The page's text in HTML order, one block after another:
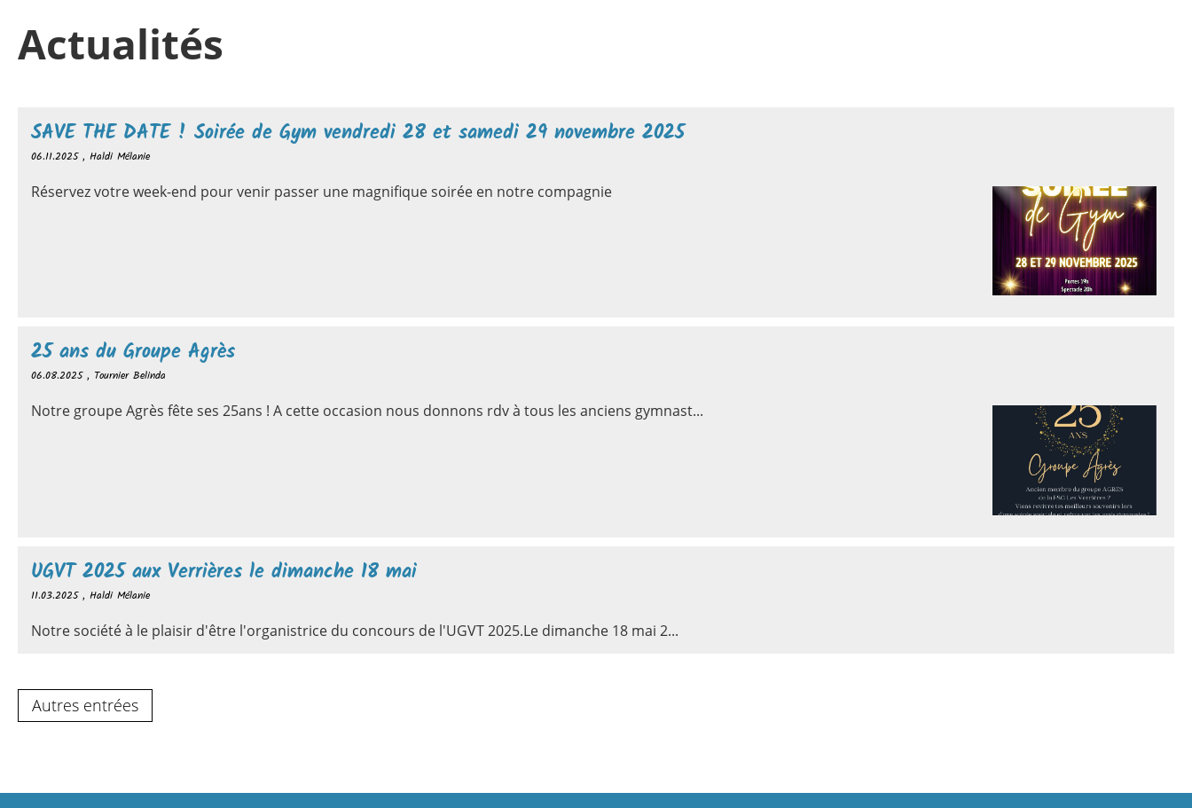
Actualités
SAVE THE DATE ! Soirée de Gym vendredi 28 et samedi 29 novembre 2025
06.11.2025, Haldi Mélanie
Réservez votre week-end pour venir passer une magnifique soirée en notre compagnie
25 ans du Groupe Agrès
06.08.2025, Tournier Belinda
Notre groupe Agrès fête ses 25ans ! A cette occasion nous donnons rdv à tous les anciens gymnast...
UGVT 2025 aux Verrières le dimanche 18 mai
11.03.2025, Haldi Mélanie
Notre société à le plaisir d'être l'organistrice du concours de l'UGVT 2025.Le dimanche 18 mai 2...
Autres entrées